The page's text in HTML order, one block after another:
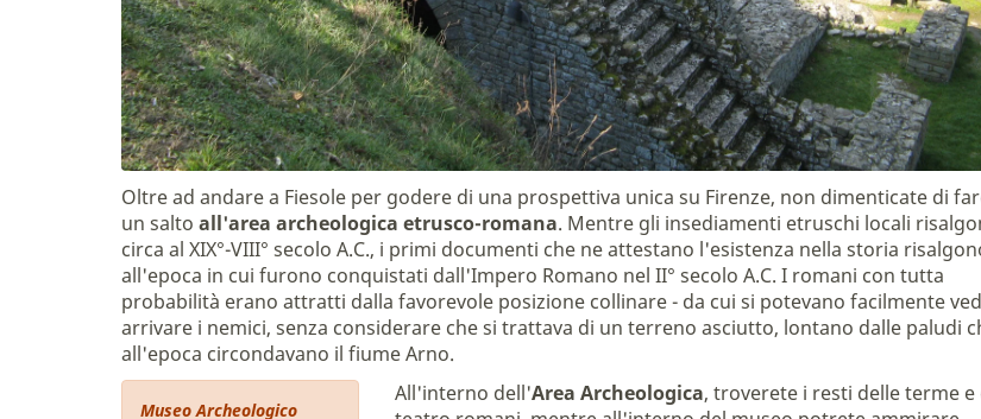
Oltre ad andare a Fiesole per godere di una prospettiva unica su Firenze, non dimenticate di
un salto all'area archeologica etrusco-romana. Mentre gli insediamenti etruschi locali
circa al XIX°-VIII° secolo A.C., i primi documenti che ne attestano l'esistenza nella storia
all'epoca in cui furono conquistati dall'Impero Romano nel II° secolo A.C. I romani con tutta
probabilità erano attratti dalla favorevole posizione collinare - da cui si potevano facilmente
arrivare i nemici, senza considerare che si trattava di un terreno asciutto, lontano dalle paludi
all'epoca circondavano il fiume Arno.
Museo Archeologico
All'interno dell'Area Archeologica, troverete i resti delle terme e